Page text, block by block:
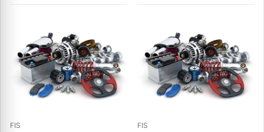
5K0698151 8J0698151C
FIS FIS